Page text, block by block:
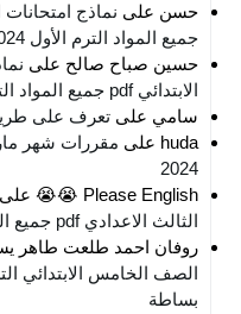
حسن على
جميع المواد الترم الأول 2024
حسين صباح صالح على
الابتدائي pdf جميع المواد الترم الأول 2024
سامي على تعرف على
huda على مقررات شهر
2024
Please English 😭😭
على
الثالث الاعدادي pdf جميع المواد الترم الأول 2024
روفان احمد طلعت طاهر
بساطة